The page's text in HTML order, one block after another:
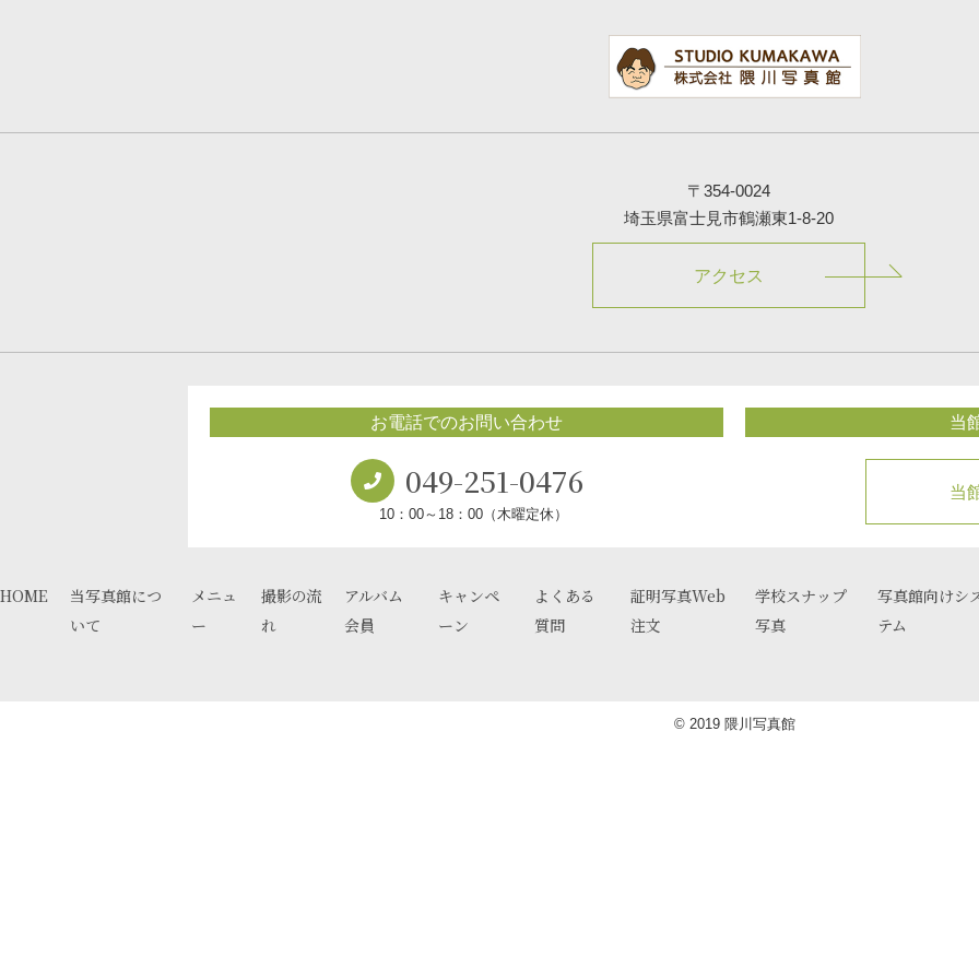
〒354-0024
埼玉県富士見市鶴瀬東1-8-20
アクセス
お電話でのお問い合わせ
049-251-0476
10：00～18：00（木曜定休）
当
当
HOME
当写真館につ
いて
メニュ
ー
撮影の流
れ
アルバム
会員
キャンペ
ーン
よくある
質問
証明写真Web
注文
学校スナップ
写真
写真館向けシ
テム
© 2019 隈川写真館